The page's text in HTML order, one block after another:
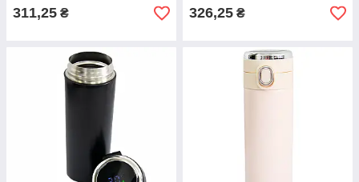
311,25 ₴ 326,25 ₴